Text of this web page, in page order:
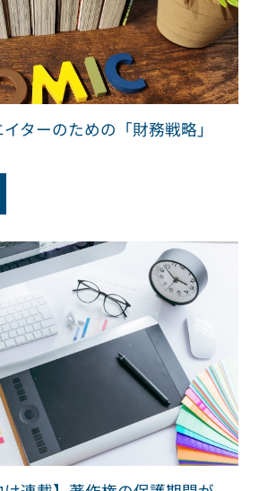
ターのための「財務戦略」